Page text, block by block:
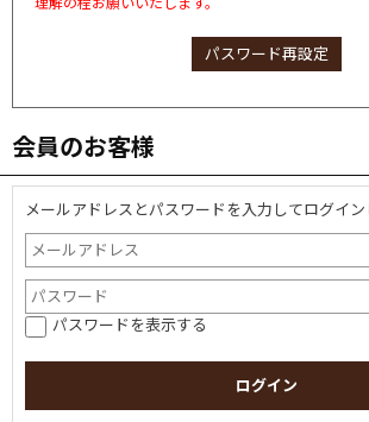
理解の程お願いいたします。
パスワード再設定
会員のお客様
メールアドレスとパスワードを入力してログイン
パスワードを表示する